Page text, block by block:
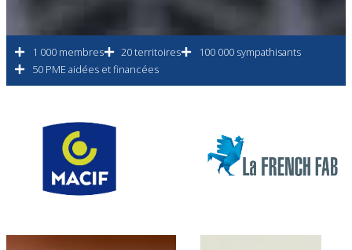
1 000 membres 20 territoires
100 000 sympathisants
50 PME aidées et financées